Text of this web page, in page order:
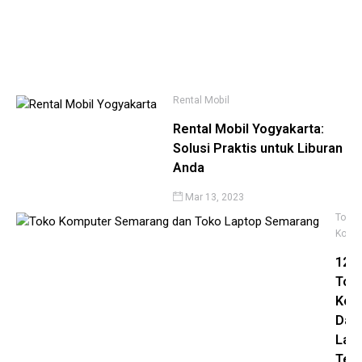
Rental Mobil
Rental Mobil Yogyakarta:
Solusi Praktis untuk Liburan
Anda
Mar 13, 2023
Toko
12
Dan